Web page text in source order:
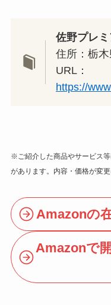
佐野プレ
住所：栃
URL：
https://
※ご紹介した商品やサービス
があります。内容・価格が変
Amazonの
Amazonで